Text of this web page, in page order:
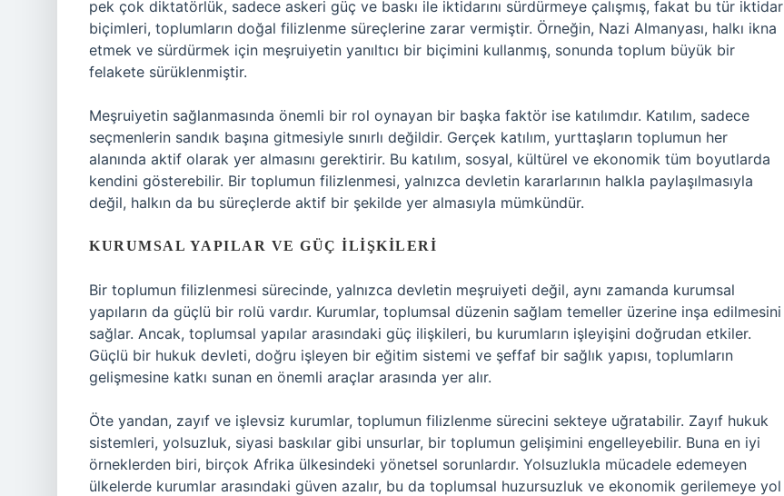
pek çok diktatörlük, sadece askeri güç ve baskı ile iktidarını sürdürmeye çalışmış, fakat bu tür iktidar
biçimleri, toplumların doğal filizlenme süreçlerine zarar vermiştir. Örneğin, Nazi Almanyası, halkı ikna
etmek ve sürdürmek için meşruiyetin yanıltıcı bir biçimini kullanmış, sonunda toplum büyük bir
felakete sürüklenmiştir.
Meşruiyetin sağlanmasında önemli bir rol oynayan bir başka faktör ise katılımdır. Katılım, sadece
seçmenlerin sandık başına gitmesiyle sınırlı değildir. Gerçek katılım, yurttaşların toplumun her
alanında aktif olarak yer almasını gerektirir. Bu katılım, sosyal, kültürel ve ekonomik tüm boyutlarda
kendini gösterebilir. Bir toplumun filizlenmesi, yalnızca devletin kararlarının halkla paylaşılmasıyla
değil, halkın da bu süreçlerde aktif bir şekilde yer almasıyla mümkündür.
KURUMSAL YAPILAR VE GÜÇ İLIŞKILERI
Bir toplumun filizlenmesi sürecinde, yalnızca devletin meşruiyeti değil, aynı zamanda kurumsal
yapıların da güçlü bir rolü vardır. Kurumlar, toplumsal düzenin sağlam temeller üzerine inşa edilmesini
sağlar. Ancak, toplumsal yapılar arasındaki güç ilişkileri, bu kurumların işleyişini doğrudan etkiler.
Güçlü bir hukuk devleti, doğru işleyen bir eğitim sistemi ve şeffaf bir sağlık yapısı, toplumların
gelişmesine katkı sunan en önemli araçlar arasında yer alır.
Öte yandan, zayıf ve işlevsiz kurumlar, toplumun filizlenme sürecini sekteye uğratabilir. Zayıf hukuk
sistemleri, yolsuzluk, siyasi baskılar gibi unsurlar, bir toplumun gelişimini engelleyebilir. Buna en iyi
örneklerden biri, birçok Afrika ülkesindeki yönetsel sorunlardır. Yolsuzlukla mücadele edemeyen
ülkelerde kurumlar arasındaki güven azalır, bu da toplumsal huzursuzluk ve ekonomik gerilemeye yol